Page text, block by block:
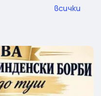
всички